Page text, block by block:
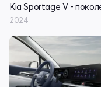
Kia Sportage V -
2024